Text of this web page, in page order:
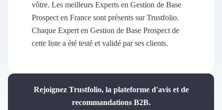
Demander une démo
Connexion
Teambuilding
vôtre. Les meilleurs Experts en Gestion de Base
Prospect en France sont présents sur Trustfolio.
Chaque Expert en Gestion de Base Prospect de
cette liste a été testé et validé par ses clients.
Rejoignez Trustfolio, la plateforme d'avis et de
recommandations B2B.